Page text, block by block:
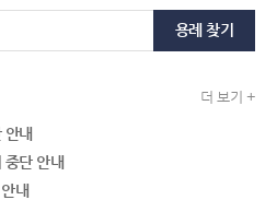
용례 찾기
더 보기 +
안내
중단 안내
내